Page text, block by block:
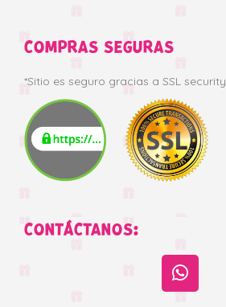
COMPRAS SEGURAS
*Sitio es seguro gracias a SSL security
CONTÁCTANOS: